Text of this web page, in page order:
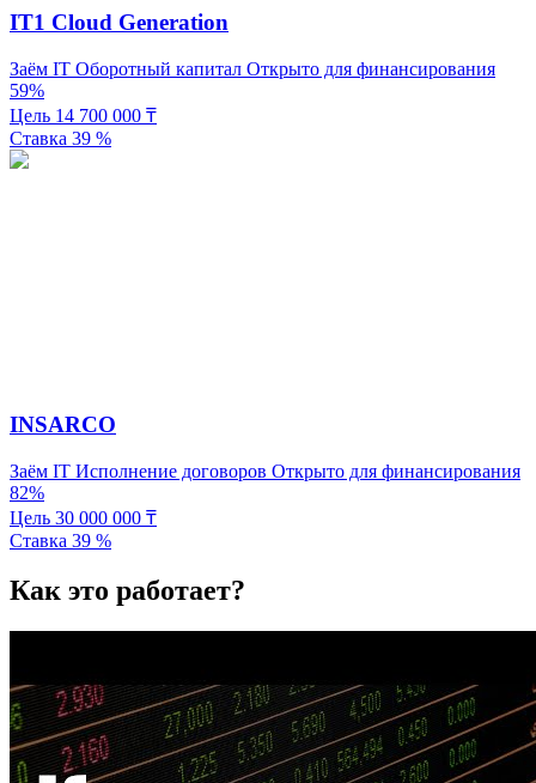
IT1 Cloud Generation
Заём IT Оборотный капитал Открыто для финансирования
59%
Цель 14 700 000 ₸
Ставка 39 %
INSARCO
Заём IT Исполнение договоров Открыто для финансирования
82%
Цель 30 000 000 ₸
Ставка 39 %
Как это работает?